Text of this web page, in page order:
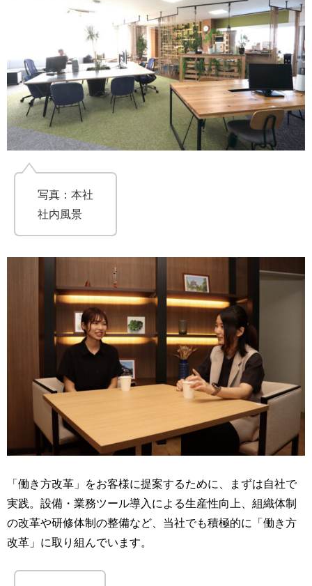
写真：本社
社内風景
「働き方改革」をお客様に提案するために、まずは自社で
実践。設備・業務ツール導入による生産性向上、組織体制
の改革や研修体制の整備など、当社でも積極的に「働き方
改革」に取り組んでいます。